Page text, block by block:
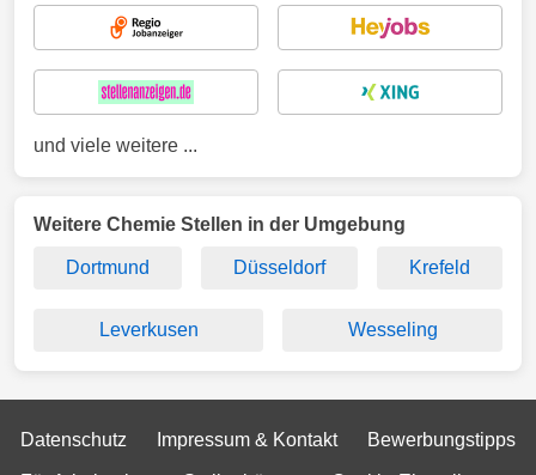
und viele weitere ...
Weitere Chemie Stellen in der Umgebung
Dortmund Düsseldorf Krefeld
Leverkusen Wesseling
Datenschutz Impressum & Kontakt Bewerbungstipps